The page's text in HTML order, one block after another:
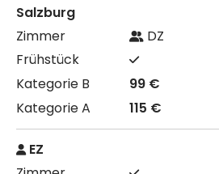
Salzburg
DZ
99 €
115 €
EZ